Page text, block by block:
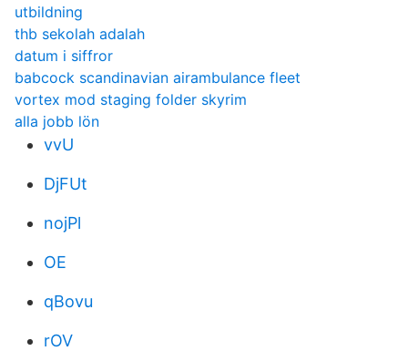
utbildning
thb sekolah adalah
datum i siffror
babcock scandinavian airambulance fleet
vortex mod staging folder skyrim
alla jobb lön
vvU
DjFUt
nojPl
OE
qBovu
rOV